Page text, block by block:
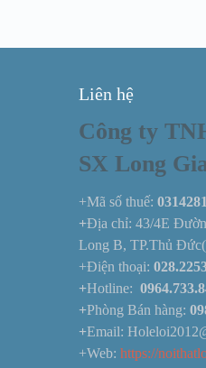
Liên hệ
Công ty
SX Long
+Mã số thuế:
+Địa chỉ: 43/4E
Long B, TP.Thủ
+Điện thoại:
+Hotline:
+Phòng Bán hàng:
+Email:
+Web: https://